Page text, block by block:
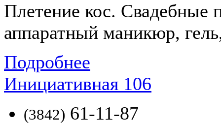
Плетение кос. Свадебные
аппаратный маникюр,
Подробнее
Инициативная 106
(3842) 61-11-87